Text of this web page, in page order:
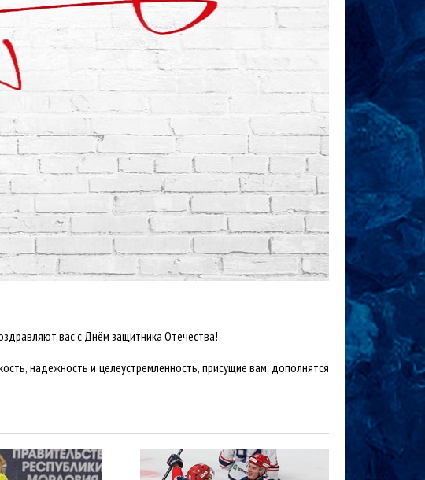
вас с Днём защитника Отечества!
надежность и целеустремленность, присущие вам, дополнятся